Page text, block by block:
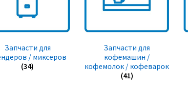
Запчасти для
/ миксеров
(34)
Запчасти для
кофемашин /
кофемолок / кофеварок
(41)